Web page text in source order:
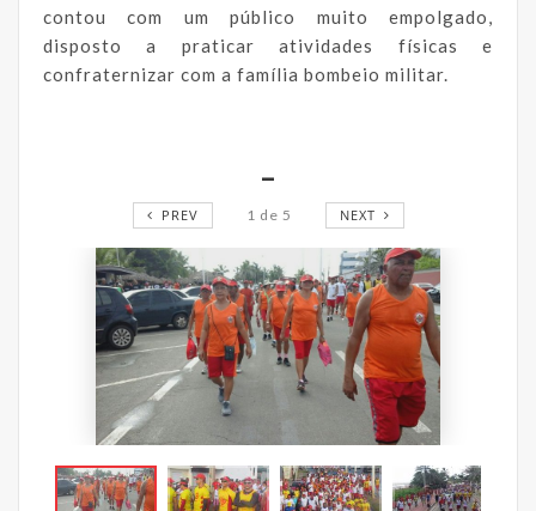
contou com um público muito empolgado,
disposto a praticar atividades físicas e
confraternizar com a família bombeio militar.
PREV 1 de 5 NEXT